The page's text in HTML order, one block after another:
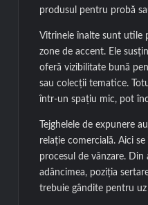
produsul pentru probă
Vitrinele înalte sunt utile
zone de accent. Ele
oferă vizibilitate bună
sau colecții tematice.
într-un spațiu mic, pot
Tejghelele de expunere
relație comercială. Aici
procesul de vânzare.
adâncimea, poziția
trebuie gândite pentru